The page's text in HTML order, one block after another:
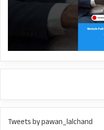
Tweets by pawan_lalchand